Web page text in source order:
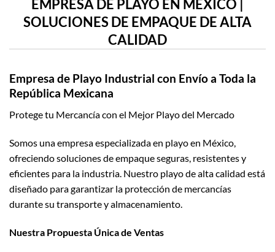
EMPRESA DE PLAYO EN MÉXICO |
SOLUCIONES DE EMPAQUE DE ALTA
CALIDAD
Empresa de Playo Industrial con Envío a Toda la
República Mexicana
Protege tu Mercancía con el Mejor Playo del Mercado
Somos una empresa especializada en playo en México,
ofreciendo soluciones de empaque seguras, resistentes y
eficientes para la industria. Nuestro playo de alta calidad está
diseñado para garantizar la protección de mercancías
durante su transporte y almacenamiento.
Nuestra Propuesta Única de Ventas